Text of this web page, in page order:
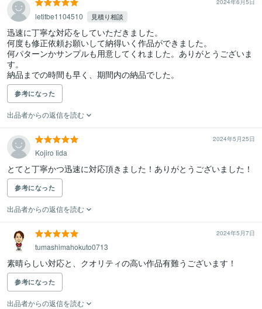
2024年6月5日
letitbe1104510 見積り相談
迅速に丁寧な対応をしていただきました。
何度も修正依頼お願いして納得いく作品ができました。
何パターンかサンプルも用意してくれました。ありがとうございま
す。
納品までの時間も早く、期間内の納品でした。
参考になった
出品者からの返信を読む
2024年5月25日
Kojiro Iida
とてと丁寧かつ迅速に対応頂きました！ありがとうございました！
参考になった
出品者からの返信を読む
2024年5月7日
tumashimahokuto0713
素晴らしい対応と、クオリティの高い作品有難うございます！
参考になった
出品者からの返信を読む